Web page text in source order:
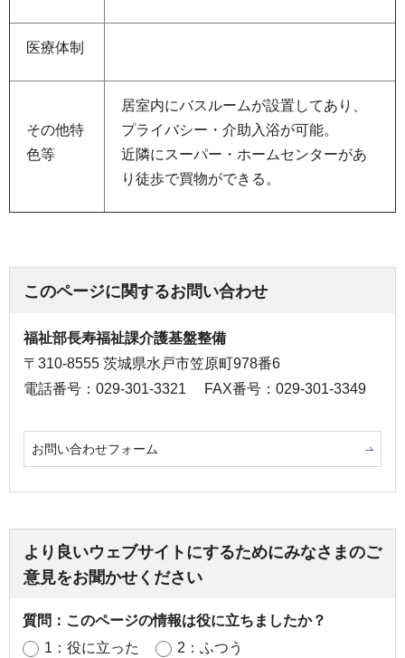
医療体制
その他特
色等
居室内にバスルームが設置してあり、
プライバシー・介助入浴が可能。
近隣にスーパー・ホームセンターがあ
り徒歩で買物ができる。
このページに関するお問い合わせ
福祉部長寿福祉課介護基盤整備
〒310-8555 茨城県水戸市笠原町978番6
電話番号：029-301-3321
FAX番号：029-301-3349
お問い合わせフォーム
より良いウェブサイトにするためにみなさまのご
意見をお聞かせください
質問：このページの情報は役に立ちましたか？
1：役に立った
2：ふつう